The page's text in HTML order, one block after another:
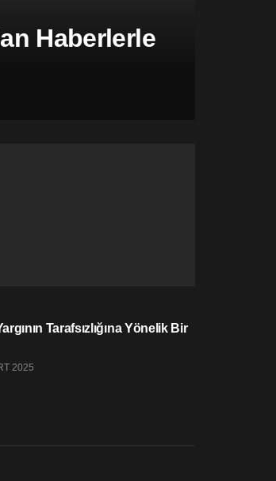
Haberlerle
Tarafsızlığına Yönelik Bir
2025